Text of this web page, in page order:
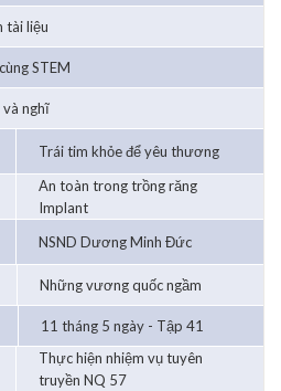
tài liệu
STEM
và nghĩ
Trái tim khỏe để yêu thương
An toàn trong trồng răng
Implant
NSND Dương Minh Đức
Những vương quốc ngầm
11 tháng 5 ngày - Tập 41
Thực hiện nhiệm vụ tuyên
truyền NQ 57